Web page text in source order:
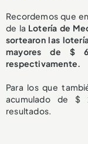
Recordemos que
de la Lotería de
sortearon las
mayores de $
respectivamente.
Para los que
acumulado de $
resultados.